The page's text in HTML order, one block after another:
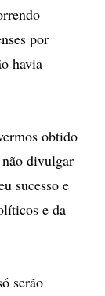
por
havia
obtido
divulgar
sucesso e
e da
serão